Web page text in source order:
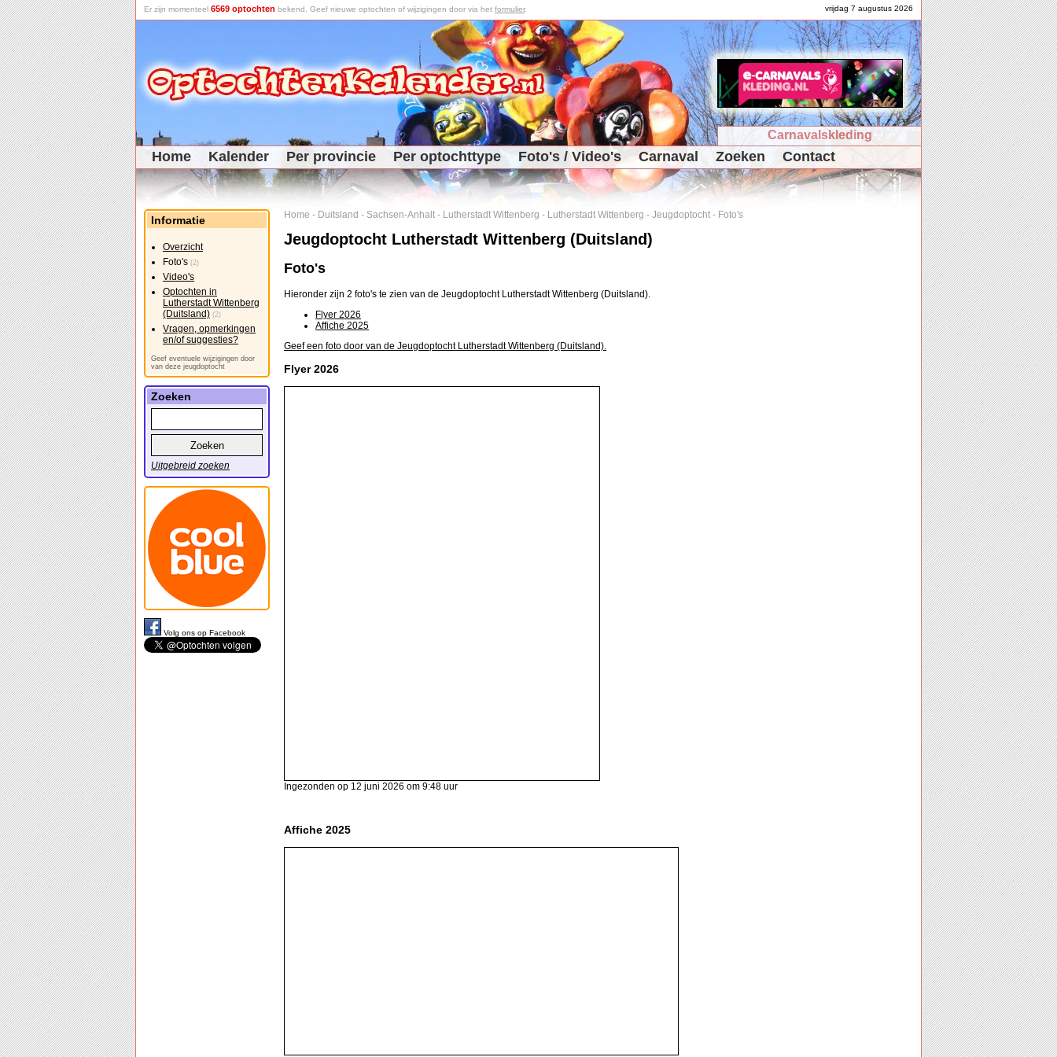
vrijdag 7 augustus 2026
Er zijn momenteel 6569 optochten bekend. Geef nieuwe optochten of wijzigingen door via het formulier.
Carnavalskleding
Home Kalender Per provincie Per optochttype Foto's / Video's Carnaval Zoeken Contact
Home - Duitsland - Sachsen-Anhalt - Lutherstadt Wittenberg - Lutherstadt Wittenberg - Jeugdoptocht - Foto's
Jeugdoptocht Lutherstadt Wittenberg (Duitsland)
Foto's
Hieronder zijn 2 foto's te zien van de Jeugdoptocht Lutherstadt Wittenberg (Duitsland).
Flyer 2026
Affiche 2025
Geef een foto door van de Jeugdoptocht Lutherstadt Wittenberg (Duitsland).
Flyer 2026
Ingezonden op 12 juni 2026 om 9:48 uur
Affiche 2025
Informatie
Overzicht
Foto's (2)
Video's
Optochten in
Lutherstadt Wittenberg
(Duitsland) (2)
Vragen, opmerkingen
en/of suggesties?
Geef eventuele wijzigingen door
van deze jeugdoptocht
Zoeken
Uitgebreid zoeken
Volg ons op Facebook